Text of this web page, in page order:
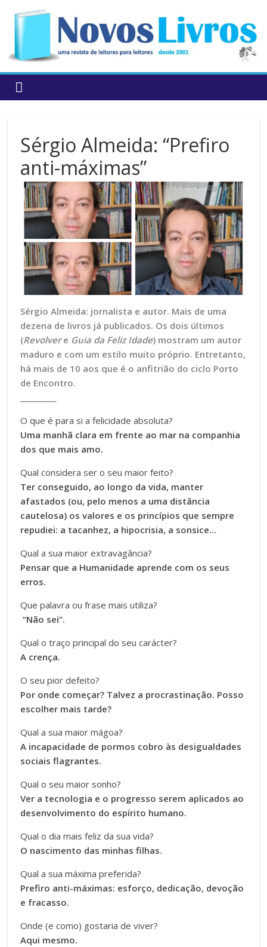
content
Sérgio Almeida: “Prefiro
anti-máximas”
Sérgio Almeida: jornalista e autor. Mais de uma
dezena de livros já publicados. Os dois últimos
(Revolvere Guia da Feliz Idade) mostram um autor
maduro e com um estilo muito próprio. Entretanto,
há mais de 10 aos que é o anfitrião do ciclo Porto
de Encontro.
O que é para si a felicidade absoluta?
Uma manhã clara em frente ao mar na companhia
dos que mais amo.
Qual considera ser o seu maior feito?
Ter conseguido, ao longo da vida, manter
afastados (ou, pelo menos a uma distância
cautelosa) os valores e os princípios que sempre
repudiei: a tacanhez, a hipocrisia, a sonsice…
Qual a sua maior extravagância?
Pensar que a Humanidade aprende com os seus
erros.
Que palavra ou frase mais utiliza?
“Não sei”.
Qual o traço principal do seu carácter?
A crença.
O seu pior defeito?
Por onde começar? Talvez a procrastinação. Posso
escolher mais tarde?
Qual a sua maior mágoa?
A incapacidade de pormos cobro às desigualdades
sociais flagrantes.
Qual o seu maior sonho?
Ver a tecnologia e o progresso serem aplicados ao
desenvolvimento do espírito humano.
Qual o dia mais feliz da sua vida?
O nascimento das minhas filhas.
Qual a sua máxima preferida?
Prefiro anti-máximas: esforço, dedicação, devoção
e fracasso.
Onde (e como) gostaria de viver?
Aqui mesmo.